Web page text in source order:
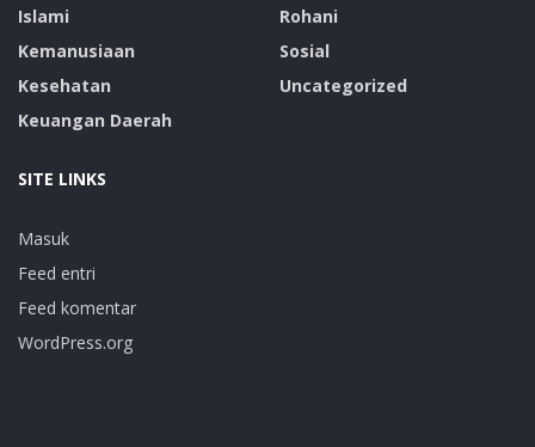
Islami
Kemanusiaan
Kesehatan
Keuangan Daerah
Rohani
Sosial
Uncategorized
SITE LINKS
Masuk
Feed entri
Feed komentar
WordPress.org